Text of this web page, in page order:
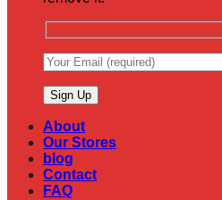
About
Our Stores
blog
Contact
FAQ